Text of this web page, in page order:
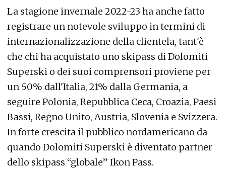
La stagione invernale 2022-23 ha anche fatto
registrare un notevole sviluppo in termini di
internazionalizzazione della clientela, tant'è
che chi ha acquistato uno skipass di Dolomiti
Superski o dei suoi comprensori proviene per
un 50% dall'Italia, 21% dalla Germania, a
seguire Polonia, Repubblica Ceca, Croazia, Paesi
Bassi, Regno Unito, Austria, Slovenia e Svizzera.
In forte crescita il pubblico nordamericano da
quando Dolomiti Superski è diventato partner
dello skipass “globale” Ikon Pass.